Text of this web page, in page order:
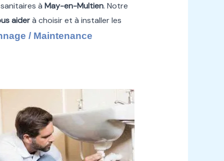
à May-en-Multien. Notre
aiderà choisir et à installer les
/ Maintenance